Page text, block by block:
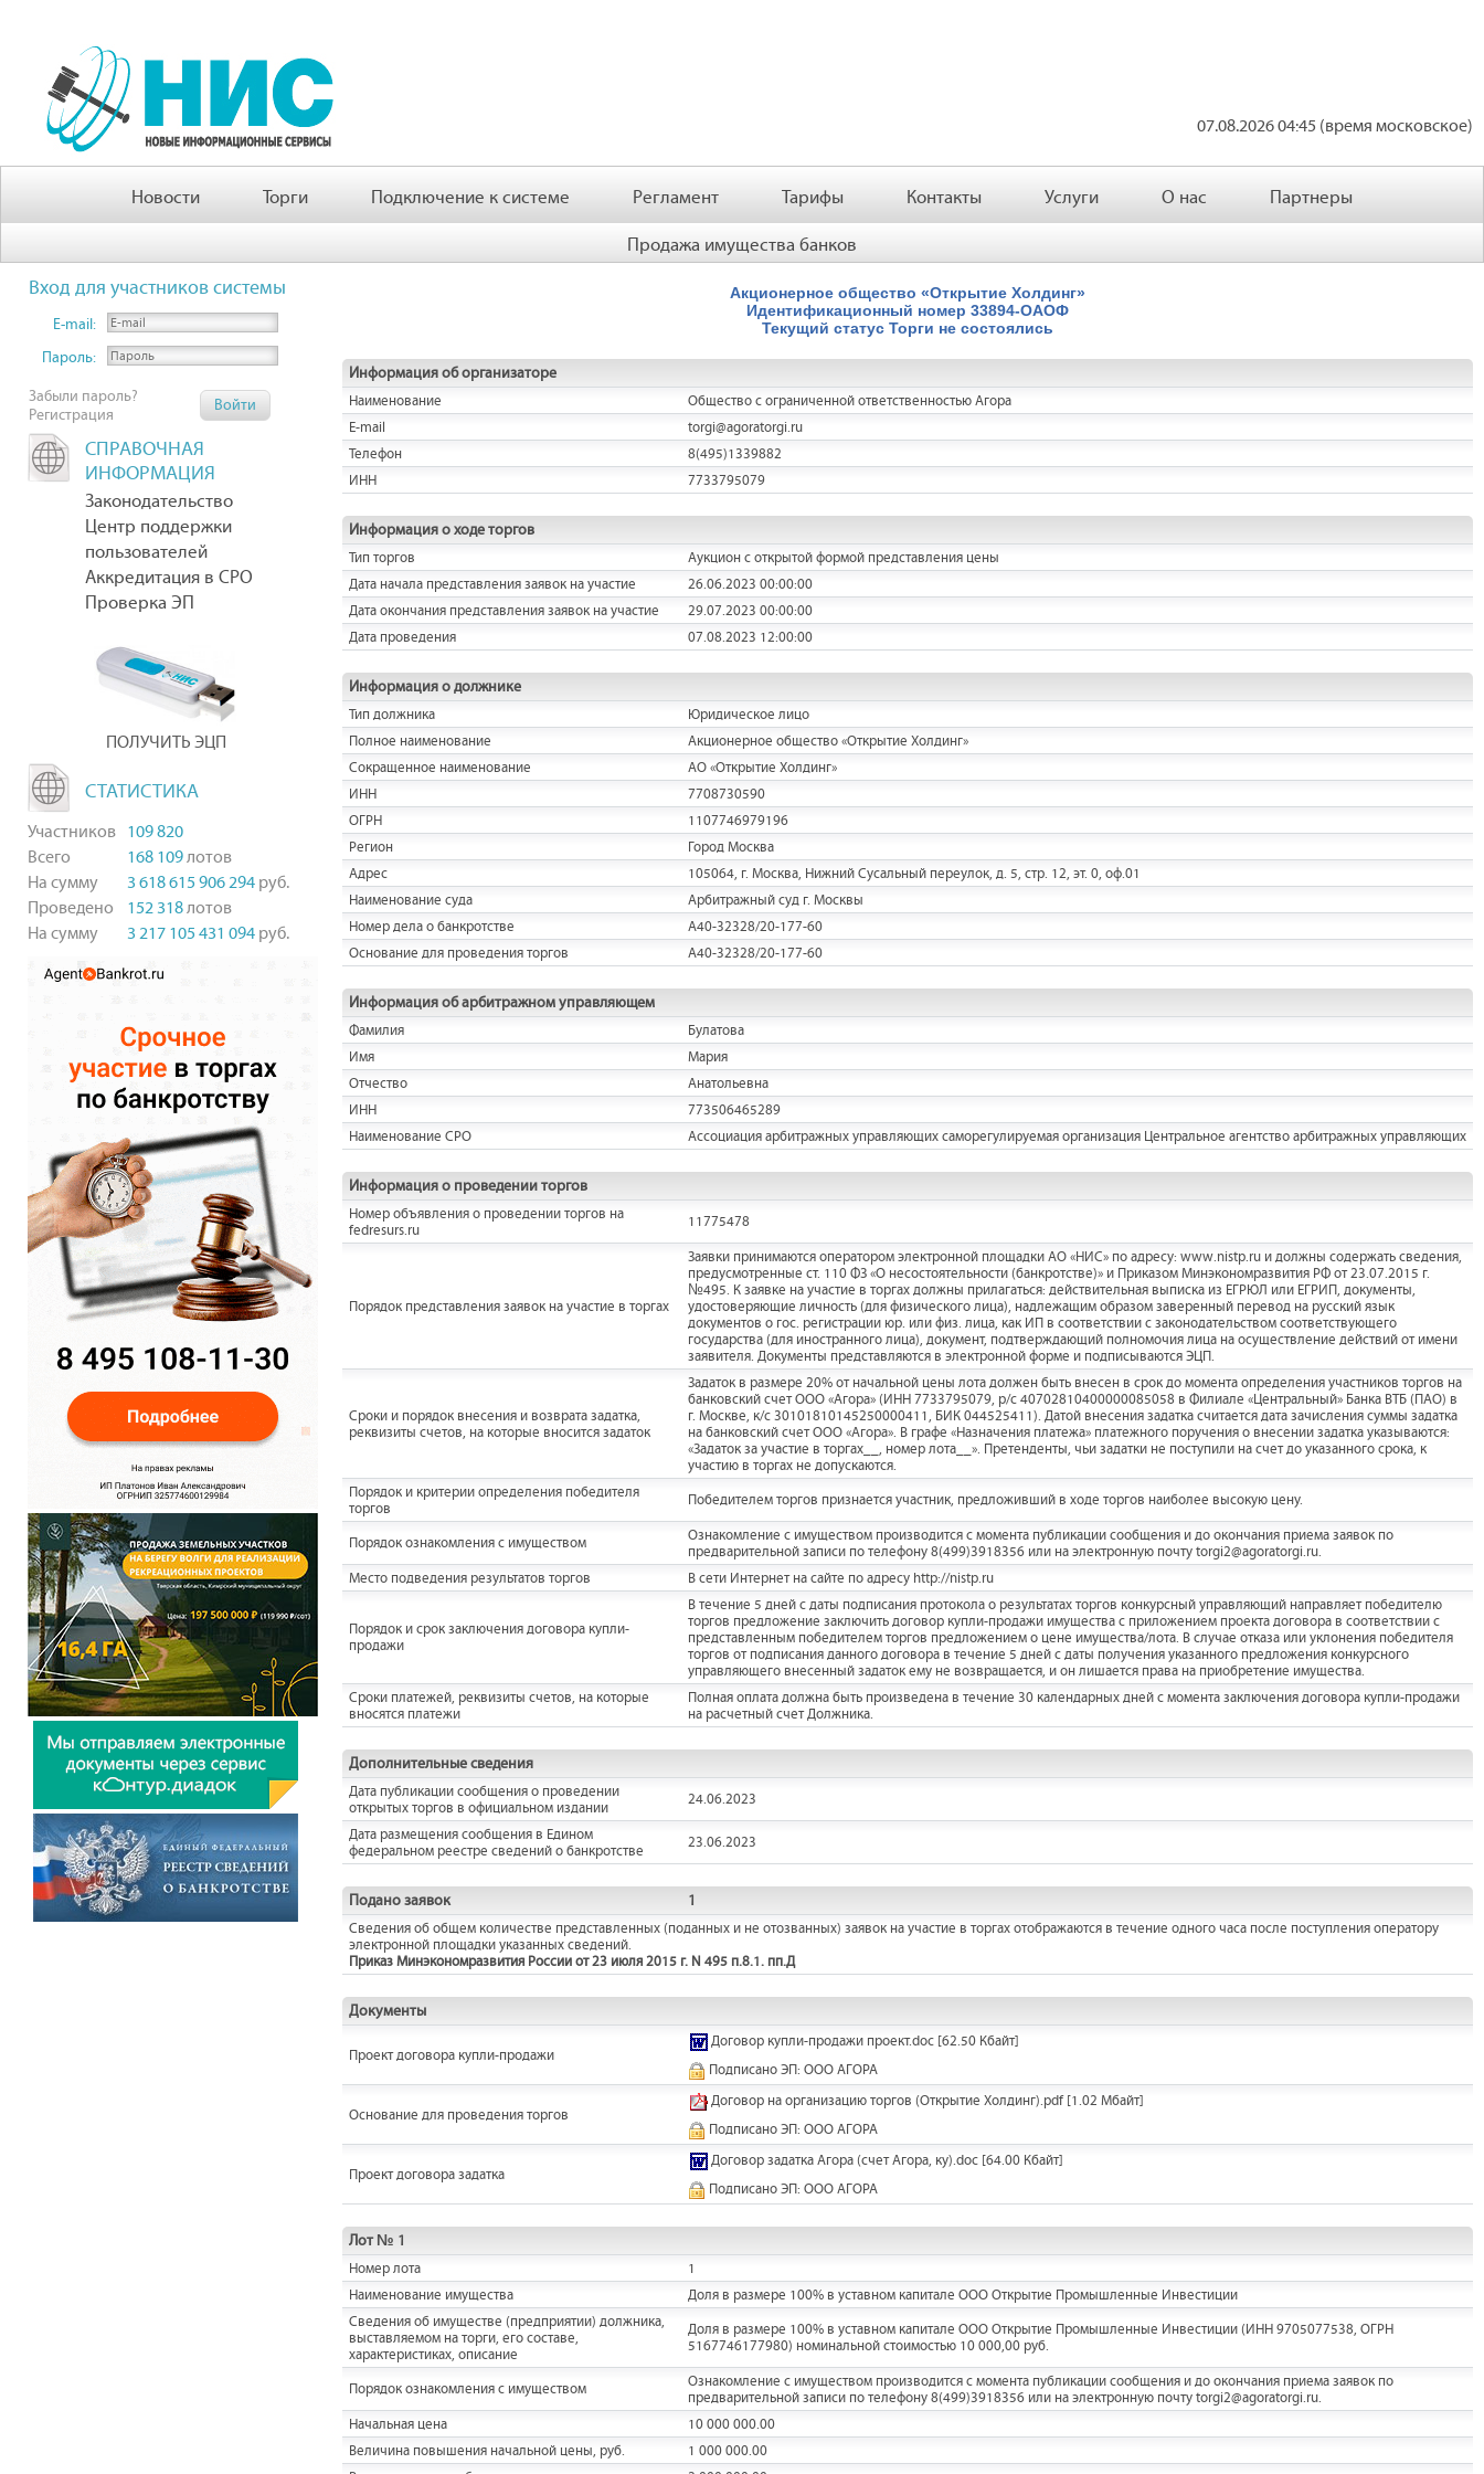
07.08.2026 04:45 (время московское)
Новости Торги Подключение к системе Регламент Тарифы Контакты Услуги О нас Партнеры
Продажа имущества банков
Вход для участников системы
E-mail:
Пароль:
Забыли пароль?
Регистрация
СПРАВОЧНАЯ
ИНФОРМАЦИЯ
Законодательство
Центр поддержки
пользователей
Аккредитация в СРО
Проверка ЭП
ПОЛУЧИТЬ ЭЦП
СТАТИСТИКА
Участников 109 820
Всего
168 109лотов
На сумму
3 618 615 906 294 руб.
Проведено
152 318лотов
На сумму
3 217 105 431 094 руб.
Акционерное общество «Открытие Холдинг»
Идентификационный номер 33894-ОАОФ
Текущий статус Торги не состоялись
Информация об организаторе
Наименование
Общество с ограниченной ответственностью Агора
E-mail
torgi@agoratorgi.ru
Телефон
8(495)1339882
ИНН
7733795079
Информация о ходе торгов
Тип торгов
Аукцион с открытой формой представления цены
Дата начала представления заявок на участие
26.06.2023 00:00:00
Дата окончания представления заявок на участие
29.07.2023 00:00:00
Дата проведения
07.08.2023 12:00:00
Информация о должнике
Тип должника
Юридическое лицо
Полное наименование
Акционерное общество «Открытие Холдинг»
Сокращенное наименование
АО «Открытие Холдинг»
ИНН
7708730590
ОГРН
1107746979196
Регион
Город Москва
Адрес
105064, г. Москва, Нижний Сусальный переулок, д. 5, стр. 12, эт. 0, оф.01
Наименование суда
Арбитражный суд г. Москвы
Номер дела о банкротстве
А40-32328/20-177-60
Основание для проведения торгов
А40-32328/20-177-60
Информация об арбитражном управляющем
Фамилия
Булатова
Имя
Мария
Отчество
Анатольевна
ИНН
773506465289
Наименование СРО
Ассоциация арбитражных управляющих саморегулируемая организация Центральное агентство арбитражных управляющих
Информация о проведении торгов
Номер объявления о проведении торгов на
fedresurs.ru
11775478
Порядок представления заявок на участие в торгах
Заявки принимаются оператором электронной площадки АО «НИС» по адресу: www.nistp.ru и должны содержать сведения,
предусмотренные ст. 110 ФЗ «О несостоятельности (банкротстве)» и Приказом Минэкономразвития РФ от 23.07.2015 г.
№495. К заявке на участие в торгах должны прилагаться: действительная выписка из ЕГРЮЛ или ЕГРИП, документы,
удостоверяющие личность (для физического лица), надлежащим образом заверенный перевод на русский язык
документов о гос. регистрации юр. или физ. лица, как ИП в соответствии с законодательством соответствующего
государства (для иностранного лица), документ, подтверждающий полномочия лица на осуществление действий от имени
заявителя. Документы представляются в электронной форме и подписываются ЭЦП.
Сроки и порядок внесения и возврата задатка,
реквизиты счетов, на которые вносится задаток
Задаток в размере 20% от начальной цены лота должен быть внесен в срок до момента определения участников торгов на
банковский счет ООО «Агора» (ИНН 7733795079, р/с 40702810400000085058 в Филиале «Центральный» Банка ВТБ (ПАО) в
г. Москве, к/с 30101810145250000411, БИК 044525411). Датой внесения задатка считается дата зачисления суммы задатка
на банковский счет ООО «Агора». В графе «Назначения платежа» платежного поручения о внесении задатка указываются:
«Задаток за участие в торгах__, номер лота__». Претенденты, чьи задатки не поступили на счет до указанного срока, к
участию в торгах не допускаются.
Порядок и критерии определения победителя
торгов
Победителем торгов признается участник, предложивший в ходе торгов наиболее высокую цену.
Порядок ознакомления с имуществом
Ознакомление с имуществом производится с момента публикации сообщения и до окончания приема заявок по
предварительной записи по телефону 8(499)3918356 или на электронную почту torgi2@agoratorgi.ru.
Место подведения результатов торгов
В сети Интернет на сайте по адресу http://nistp.ru
Порядок и срок заключения договора купли-
продажи
В течение 5 дней с даты подписания протокола о результатах торгов конкурсный управляющий направляет победителю
торгов предложение заключить договор купли-продажи имущества с приложением проекта договора в соответствии с
представленным победителем торгов предложением о цене имущества/лота. В случае отказа или уклонения победителя
торгов от подписания данного договора в течение 5 дней с даты получения указанного предложения конкурсного
управляющего внесенный задаток ему не возвращается, и он лишается права на приобретение имущества.
Сроки платежей, реквизиты счетов, на которые
вносятся платежи
Полная оплата должна быть произведена в течение 30 календарных дней с момента заключения договора купли-продажи
на расчетный счет Должника.
Дополнительные сведения
Дата публикации сообщения о проведении
открытых торгов в официальном издании
24.06.2023
Дата размещения сообщения в Едином
федеральном реестре сведений о банкротстве
23.06.2023
Подано заявок 1
Сведения об общем количестве представленных (поданных и не отозванных) заявок на участие в торгах отображаются в течение одного часа после поступления оператору
электронной площадки указанных сведений.
Приказ Минэкономразвития России от 23 июля 2015 г. N 495 п.8.1. пп.Д
Документы
Проект договора купли-продажи
Договор купли-продажи проект.doc [62.50 Кбайт]
Подписано ЭП: ООО АГОРА
Основание для проведения торгов
Договор на организацию торгов (Открытие Холдинг).pdf[1.02 Мбайт]
Подписано ЭП: ООО АГОРА
Проект договора задатка
Договор задатка Агора (счет Агора, ку).doc [64.00 Кбайт]
Подписано ЭП: ООО АГОРА
Лот № 1
Номер лота
1
Наименование имущества
Доля в размере 100% в уставном капитале ООО Открытие Промышленные Инвестиции
Cведения об имуществе (предприятии) должника,
выставляемом на торги, его составе,
характеристиках, описание
Доля в размере 100% в уставном капитале ООО Открытие Промышленные Инвестиции (ИНН 9705077538, ОГРН
5167746177980) номинальной стоимостью 10 000,00 руб.
Порядок ознакомления с имуществом
Ознакомление с имуществом производится с момента публикации сообщения и до окончания приема заявок по
предварительной записи по телефону 8(499)3918356 или на электронную почту torgi2@agoratorgi.ru.
Начальная цена
10 000 000.00
Величина повышения начальной цены, руб.
1 000 000.00